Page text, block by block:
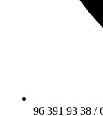
96 391 93 38 /